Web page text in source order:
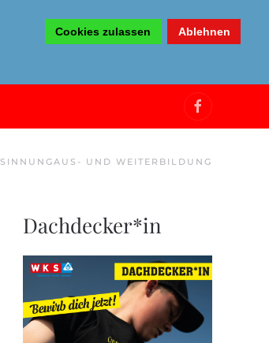
Cookies zulassen Ablehnen
AUS- UND WEITERBILDUNG
Dachdecker*in